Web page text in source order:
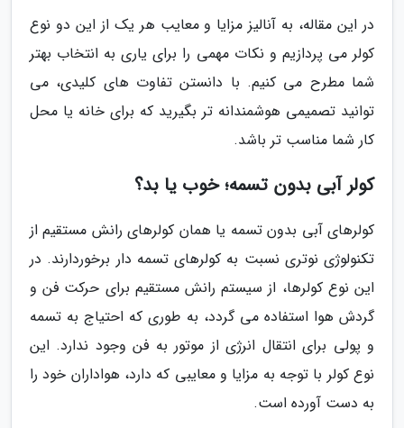
در این مقاله، به آنالیز مزایا و معایب هر یک از این دو نوع
کولر می پردازیم و نکات مهمی را برای یاری به انتخاب بهتر
شما مطرح می کنیم. با دانستن تفاوت های کلیدی، می
توانید تصمیمی هوشمندانه تر بگیرید که برای خانه یا محل
کار شما مناسب تر باشد.
کولر آبی بدون تسمه؛ خوب یا بد؟
کولرهای آبی بدون تسمه یا همان کولرهای رانش مستقیم از
تکنولوژی نوتری نسبت به کولرهای تسمه دار برخوردارند. در
این نوع کولرها، از سیستم رانش مستقیم برای حرکت فن و
گردش هوا استفاده می گردد، به طوری که احتیاج به تسمه
و پولی برای انتقال انرژی از موتور به فن وجود ندارد. این
نوع کولر با توجه به مزایا و معایبی که دارد، هواداران خود را
به دست آورده است.